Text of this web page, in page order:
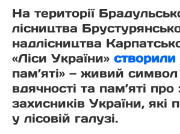
На території
лісництва
надлісництва
«Ліси України» створили
пам’яті» — живий
вдячності та пам’яті
захисників України, які
у лісовій галузі.